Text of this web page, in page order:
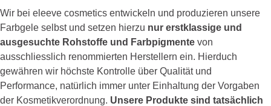
Wir bei eleeve cosmetics entwickeln und produzieren unsere
Farbgele selbst und setzen hierzu nur erstklassige und
ausgesuchte Rohstoffe und Farbpigmente von
ausschliesslich renommierten Herstellern ein. Hierduch
gewähren wir höchste Kontrolle über Qualität und
Performance, natürlich immer unter Einhaltung der Vorgaben
der Kosmetikverordnung. Unsere Produkte sind tatsächlich